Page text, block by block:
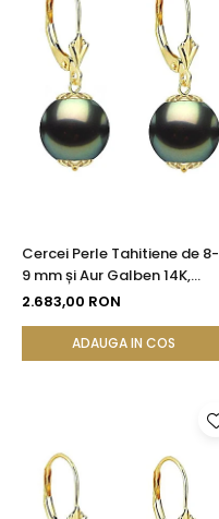
Cercei Perle Tahitiene de 8-
9 mm și Aur Galben 14K,
Forma Rotundă |
2.683,00 RON
ADAUGA IN COS